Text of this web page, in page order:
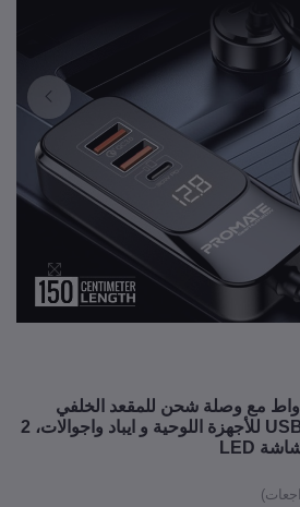
شاحن سيارة بقدرة 120 واط مع وصلة شحن للمقعد الخلفي
للسيارة، 2 × 30 واط USB-C للأجهزة اللوحية و ايباد واجوالات، 2